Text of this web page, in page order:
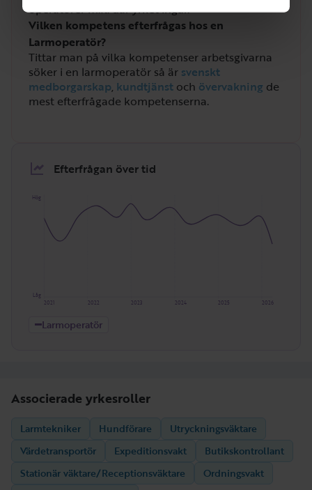
operatörer m.fl. där yrket ingår.
Vilken kompetens efterfrågas hos en
Larmoperatör?
Tittar man på vilka kompetenser arbetsgivarna
söker i en larmoperatör så är svenskt
medborgarskap, kundtjänst och övervakning de
mest efterfrågade kompetenserna.
Efterfrågan över tid
Hög
Låg
2026
2025
2024
2023
2022
2021
Larmoperatör
Associerade yrkesroller
Larmtekniker Hundförare
Utryckningsväktare
Värdetransportör
Expeditionsvakt
Butikskontrollant
Stationär väktare/Receptionsväktare
Ordningsvakt